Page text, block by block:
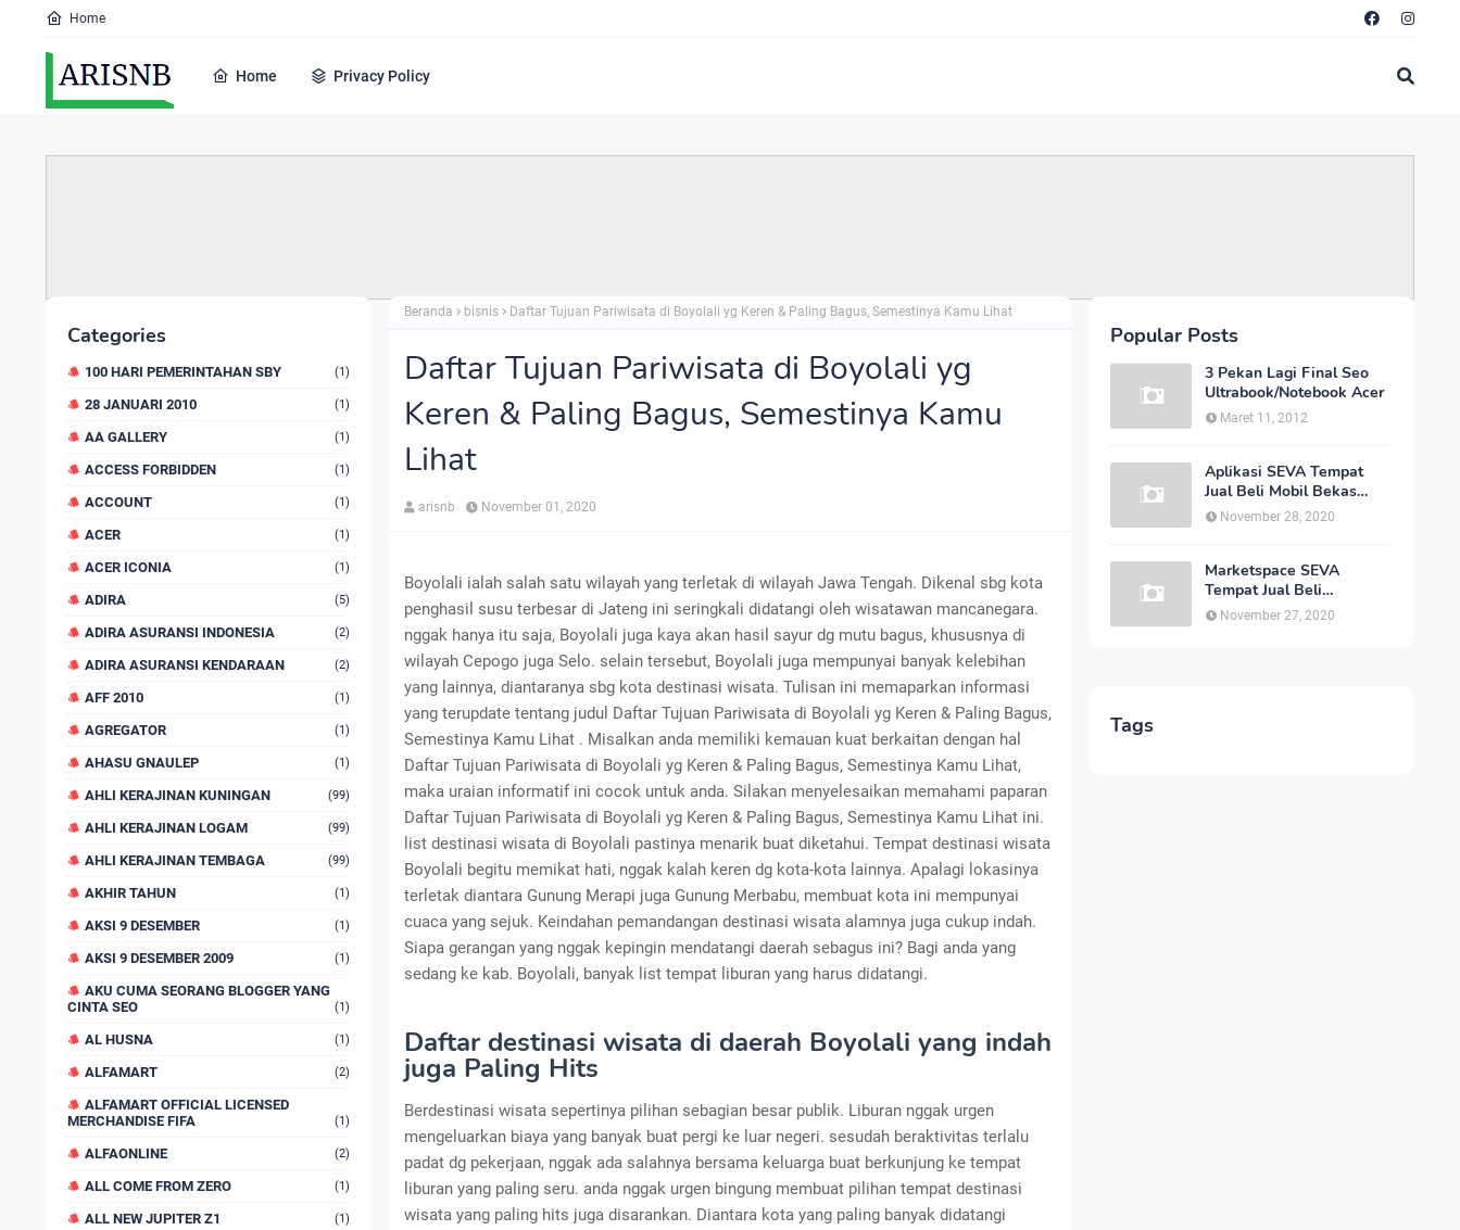
Home
Home Privacy Policy
Categories
100 HARI PEMERINTAHAN SBY (1)
28 JANUARI 2010 (1)
AA GALLERY (1)
ACCESS FORBIDDEN (1)
ACCOUNT (1)
ACER (1)
ACER ICONIA (1)
ADIRA (5)
ADIRA ASURANSI INDONESIA (2)
ADIRA ASURANSI KENDARAAN (2)
AFF 2010 (1)
AGREGATOR (1)
AHASU GNAULEP (1)
AHLI KERAJINAN KUNINGAN (99)
AHLI KERAJINAN LOGAM (99)
AHLI KERAJINAN TEMBAGA (99)
AKHIR TAHUN (1)
AKSI 9 DESEMBER (1)
AKSI 9 DESEMBER 2009 (1)
AKU CUMA SEORANG BLOGGER YANG
CINTA SEO
(1)
AL HUSNA (1)
ALFAMART (2)
ALFAMART OFFICIAL LICENSED
MERCHANDISE FIFA
(1)
ALFAONLINE (2)
ALL COME FROM ZERO (1)
ALL NEW JUPITER Z1 (1)
Beranda bisnis Daftar Tujuan Pariwisata di Boyolali yg Keren & Paling Bagus, Semestinya Kamu Lihat
Daftar Tujuan Pariwisata di Boyolali yg
Keren & Paling Bagus, Semestinya Kamu
Lihat
arisnb November 01, 2020
Boyolali ialah salah satu wilayah yang terletak di wilayah Jawa Tengah. Dikenal sbg kota
penghasil susu terbesar di Jateng ini seringkali didatangi oleh wisatawan mancanegara.
nggak hanya itu saja, Boyolali juga kaya akan hasil sayur dg mutu bagus, khususnya di
wilayah Cepogo juga Selo. selain tersebut, Boyolali juga mempunyai banyak kelebihan
yang lainnya, diantaranya sbg kota destinasi wisata. Tulisan ini memaparkan informasi
yang terupdate tentang judul Daftar Tujuan Pariwisata di Boyolali yg Keren & Paling Bagus,
Semestinya Kamu Lihat . Misalkan anda memiliki kemauan kuat berkaitan dengan hal
Daftar Tujuan Pariwisata di Boyolali yg Keren & Paling Bagus, Semestinya Kamu Lihat,
maka uraian informatif ini cocok untuk anda. Silakan menyelesaikan memahami paparan
Daftar Tujuan Pariwisata di Boyolali yg Keren & Paling Bagus, Semestinya Kamu Lihat ini.
list destinasi wisata di Boyolali pastinya menarik buat diketahui. Tempat destinasi wisata
Boyolali begitu memikat hati, nggak kalah keren dg kota-kota lainnya. Apalagi lokasinya
terletak diantara Gunung Merapi juga Gunung Merbabu, membuat kota ini mempunyai
cuaca yang sejuk. Keindahan pemandangan destinasi wisata alamnya juga cukup indah.
Siapa gerangan yang nggak kepingin mendatangi daerah sebagus ini? Bagi anda yang
sedang ke kab. Boyolali, banyak list tempat liburan yang harus didatangi.
Daftar destinasi wisata di daerah Boyolali yang indah
juga Paling Hits
Berdestinasi wisata sepertinya pilihan sebagian besar publik. Liburan nggak urgen
mengeluarkan biaya yang banyak buat pergi ke luar negeri. sesudah beraktivitas terlalu
padat dg pekerjaan, nggak ada salahnya bersama keluarga buat berkunjung ke tempat
liburan yang paling seru. anda nggak urgen bingung membuat pilihan tempat destinasi
wisata yang paling hits juga disarankan. Diantara kota yang paling banyak didatangi
Popular Posts
3 Pekan Lagi Final Seo
Ultrabook/Notebook Acer
Maret 11, 2012
Aplikasi SEVA Tempat
Jual Beli Mobil Bekas
Berquality Secara Online
Dengan Harga yang
November 28, 2020
Marketspace SEVA
Tempat Jual Beli
Kendaraan Bekas Joss
Secara Online Dengan
November 27, 2020
Tags